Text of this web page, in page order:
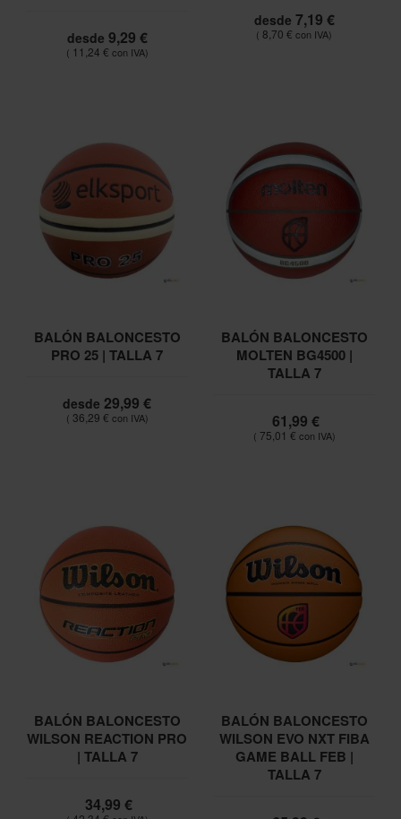
desde 9,29 €
11,24 €
desde 7,19 €
8,70 €
BALÓN BALONCESTO
PRO 25 | TALLA 7
desde 29,99 €
36,29 €
BALÓN BALONCESTO
MOLTEN BG4500 |
TALLA 7
61,99 €
75,01 €
BALÓN BALONCESTO
WILSON REACTION PRO
| TALLA 7
34,99 €
BALÓN BALONCESTO
WILSON EVO NXT FIBA
GAME BALL FEB |
TALLA 7